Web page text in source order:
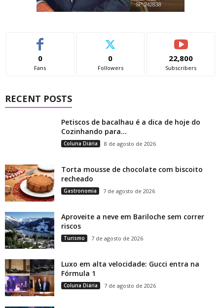
0
Fans
0
Followers
22,800
Subscribers
RECENT POSTS
Petiscos de bacalhau é a dica de hoje do
Cozinhando para...
Coluna Diária 8 de agosto de 2026
Torta mousse de chocolate com biscoito
recheado
Gastronomia 7 de agosto de 2026
Aproveite a neve em Bariloche sem correr
riscos
Turismo 7 de agosto de 2026
Luxo em alta velocidade: Gucci entra na
Fórmula 1
Coluna Diária 7 de agosto de 2026